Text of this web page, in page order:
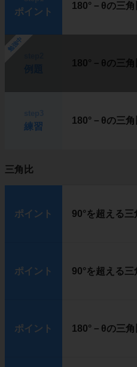
ポイント
180°－θの三
勉強中
180°－θの三
練習
180°－θの三
三角比
ポイント 90°を超える三
ポイント 90°を超える三
ポイント 180°－θの三